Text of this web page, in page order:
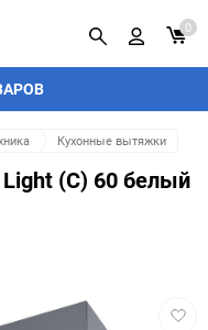
0
Кухонные вытяжки
(C) 60 белый